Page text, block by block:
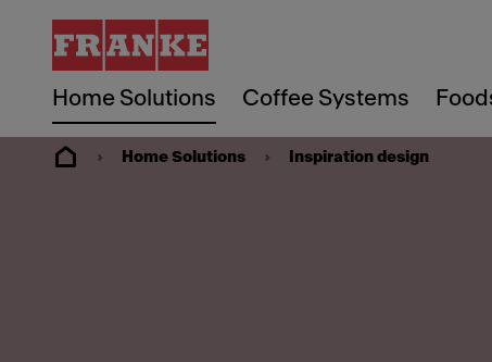
Home Solutions Coffee Systems
Home Solutions Inspiration design